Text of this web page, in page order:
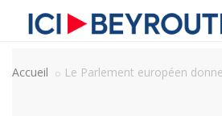
Accueil Le Parlement européen